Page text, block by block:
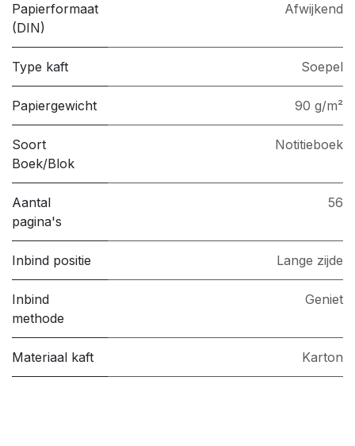
Papierformaat
(DIN)
Afwijkend
Type kaft Soepel
Papiergewicht 90 g/m²
Soort
Boek/Blok
Notitieboek
Aantal
pagina's
56
Inbind positie Lange zijde
Inbind
methode
Geniet
Materiaal kaft Karton